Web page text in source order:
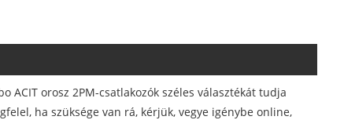
ACIT orosz 2PM-csatlakozók széles választékát tudja
ha szüksége van rá, kérjük, vegye igénybe online,